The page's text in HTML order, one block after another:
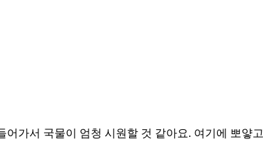
가서 국물이 엄청 시원할 것 같아요. 여기에 뽀얗